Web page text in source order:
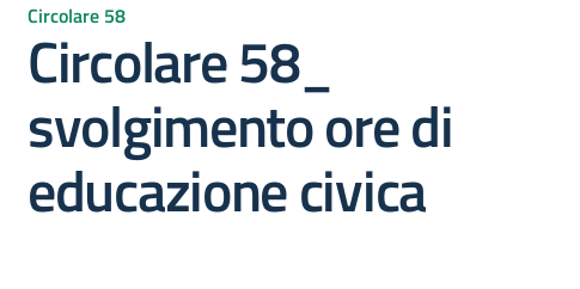
Circolare 58
Circolare 58_
svolgimento ore di
educazione civica